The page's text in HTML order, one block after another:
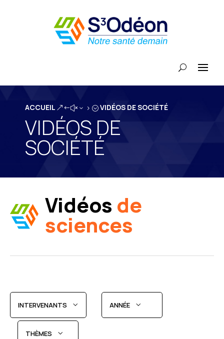
ACCUEIL &#x35; VIDÉOS DE SOCIÉTÉ
VIDÉOS DE
SOCIÉTÉ
Vidéos de
sciences
INTERVENANTS ANNÉE
THÈMES